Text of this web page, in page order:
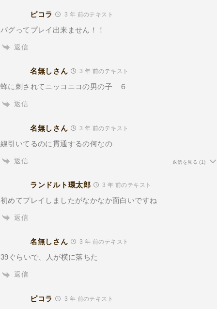
ピコラ 3 年 前のテキスト
バグってプレイ出来ません！！
返信
名無しさん 3 年 前のテキスト
蜂に刺されてニッコニコの男の子 ６
返信
名無しさん 3 年 前のテキスト
線引いてるのに貫通するの何なの
返信 返信を見る (1)
ランドルト環太郎 3 年 前のテキスト
初めてプレイしましたがなかなか面白いですね
返信
名無しさん 3 年 前のテキスト
39ぐらいで、人が横に落ちた
返信
ピコラ 3 年 前のテキスト